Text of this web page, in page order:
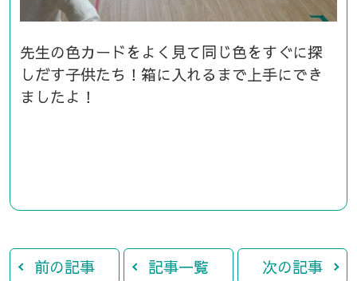
先生の色カードをよく見て同じ色をすぐに探
しだす子供たち！箱に入れるまで上手にでき
ましたよ！
前の記事 記事一覧 次の記事